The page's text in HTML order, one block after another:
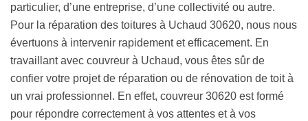
particulier, d’une entreprise, d’une collectivité ou autre.
Pour la réparation des toitures à Uchaud 30620, nous nous
évertuons à intervenir rapidement et efficacement. En
travaillant avec couvreur à Uchaud, vous êtes sûr de
confier votre projet de réparation ou de rénovation de toit à
un vrai professionnel. En effet, couvreur 30620 est formé
pour répondre correctement à vos attentes et à vos